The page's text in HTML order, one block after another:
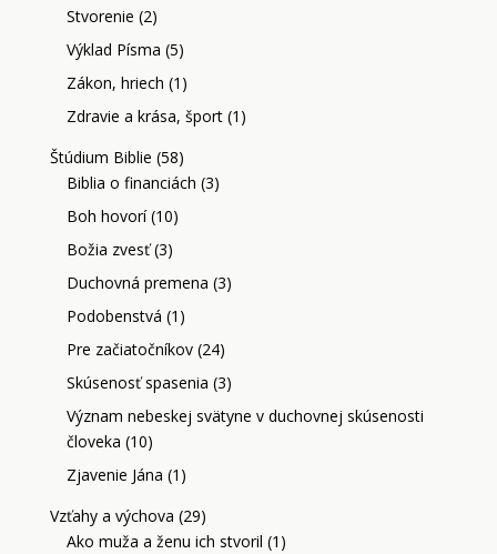
Stvorenie (2)
Výklad Písma (5)
Zákon, hriech (1)
Zdravie a krása, šport(1)
Štúdium Biblie (58)
Biblia o financiách (3)
Boh hovorí(10)
Božia zvesť(3)
Duchovná premena (3)
Podobenstvá (1)
Pre začiatočníkov(24)
Skúsenosť spasenia (3)
Význam nebeskej svätyne v duchovnej skúsenosti
človeka (10)
Zjavenie Jána (1)
Vzťahy a výchova (29)
Ako muža a ženu ich stvoril (1)